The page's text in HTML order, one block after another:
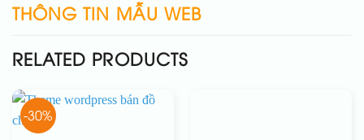
THÔNG TIN MẪU WEB
RELATED PRODUCTS
-30%